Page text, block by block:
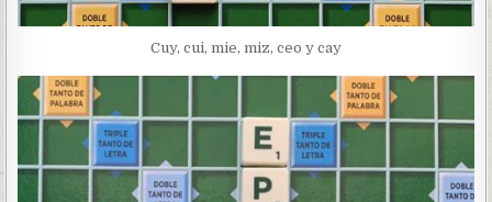
Cuy, cui, mie, miz, ceo y cay